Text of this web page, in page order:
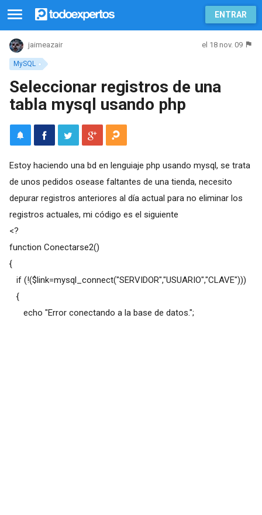
ENTRAR
MySQL
jaimeazair el 18 nov. 09
Seleccionar registros de una
tabla mysql usando php
Estoy haciendo una bd en lenguiaje php usando mysql, se trata
de unos pedidos osease faltantes de una tienda, necesito
depurar registros anteriores al día actual para no eliminar los
registros actuales, mi código es el siguiente
<?
function Conectarse2()
{
if (!($link=mysql_connect("SERVIDOR","USUARIO","CLAVE")))
{
echo "Error conectando a la base de datos.";